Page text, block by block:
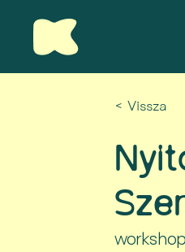
< Vissza
workshop